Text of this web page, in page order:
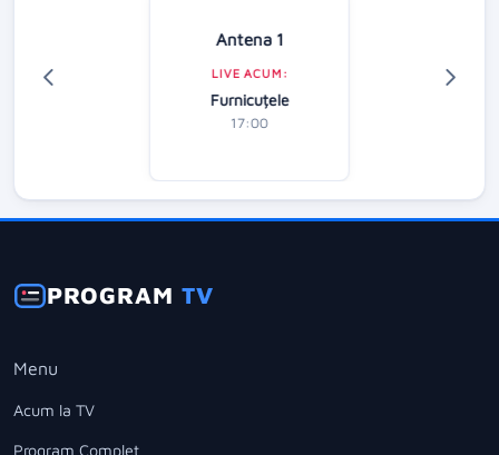
Antena 1
LIVE ACUM:
Furnicuțele
17:00
PROGRAMTV
Menu
Acum la TV
Program Complet